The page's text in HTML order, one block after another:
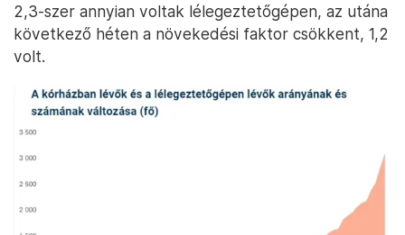
2,3-szer annyian voltak lélegeztetőgépen, az utána
következő héten a növekedési faktor csökkent, 1,2
volt.